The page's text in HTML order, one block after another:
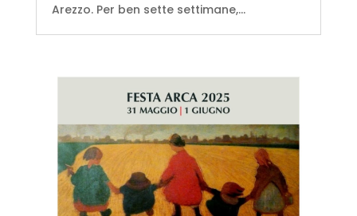
Arezzo. Per ben sette settimane,...